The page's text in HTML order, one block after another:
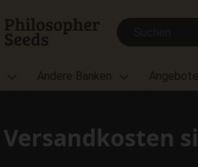
Andere Banken Angebote
Versandkosten